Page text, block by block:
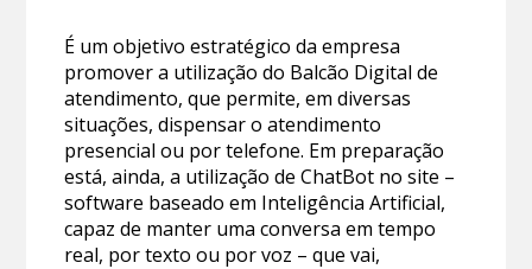
É um objetivo estratégico da empresa
promover a utilização do Balcão Digital de
atendimento, que permite, em diversas
situações, dispensar o atendimento
presencial ou por telefone. Em preparação
está, ainda, a utilização de ChatBot no site –
software baseado em Inteligência Artificial,
capaz de manter uma conversa em tempo
real, por texto ou por voz – que vai,